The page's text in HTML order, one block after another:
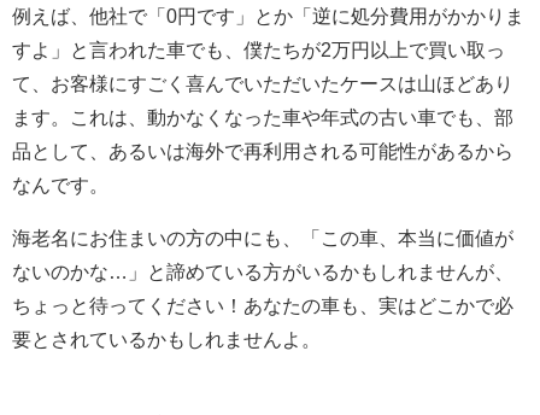
例えば、他社で「0円です」とか「逆に処分費用がかかりま
すよ」と言われた車でも、僕たちが2万円以上で買い取っ
て、お客様にすごく喜んでいただいたケースは山ほどあり
ます。これは、動かなくなった車や年式の古い車でも、部
品として、あるいは海外で再利用される可能性があるから
なんです。
海老名にお住まいの方の中にも、「この車、本当に価値が
ないのかな…」と諦めている方がいるかもしれませんが、
ちょっと待ってください！あなたの車も、実はどこかで必
要とされているかもしれませんよ。